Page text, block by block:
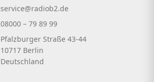
service@radiob2.de
08000 – 79 89 99
Pfalzburger Straße 43-44
10717 Berlin
Deutschland